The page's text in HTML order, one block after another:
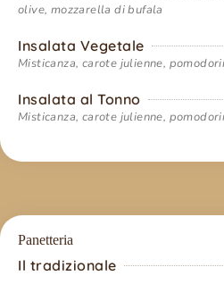
olive, mozzarella di bufala
Insalata Vegetale
Misticanza, carote julienne,
Insalata al Tonno
Misticanza, carote julienne,
Panetteria
Il tradizionale